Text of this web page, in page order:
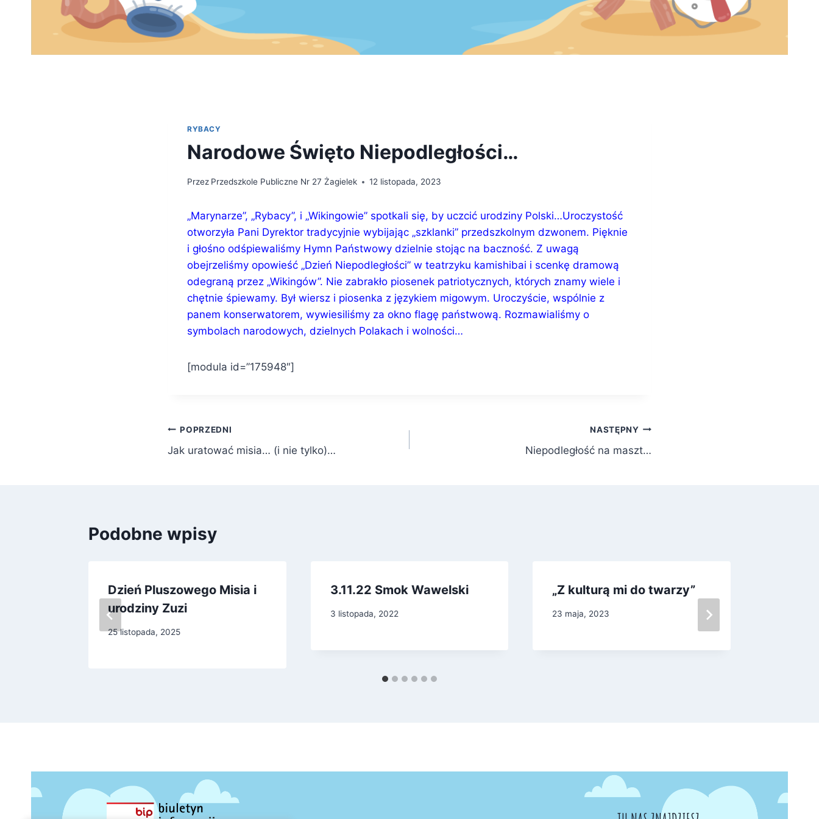
RYBACY
Narodowe Święto Niepodległości…
Przez Przedszkole Publiczne Nr 27 Żagielek 12 listopada, 2023
„Marynarze”, „Rybacy”, i „Wikingowie” spotkali się, by uczcić urodziny Polski…Uroczystość
otworzyła Pani Dyrektor tradycyjnie wybijając „szklanki” przedszkolnym dzwonem. Pięknie
i głośno odśpiewaliśmy Hymn Państwowy dzielnie stojąc na baczność. Z uwagą
obejrzeliśmy opowieść „Dzień Niepodległości” w teatrzyku kamishibai i scenkę dramową
odegraną przez „Wikingów”. Nie zabrakło piosenek patriotycznych, których znamy wiele i
chętnie śpiewamy. Był wiersz i piosenka z językiem migowym. Uroczyście, wspólnie z
panem konserwatorem, wywiesiliśmy za okno flagę państwową. Rozmawialiśmy o
symbolach narodowych, dzielnych Polakach i wolności…
[modula id=”175948″]
Nawigacja
wpisu
POPRZEDNI
Jak uratować misia… (i nie tylko)…
NASTĘPNY
Niepodległość na maszt…
Podobne wpisy
Dzień Pluszowego Misia i
urodziny Zuzi
25 listopada, 2025
3.11.22 Smok Wawelski
3 listopada, 2022
„Z kulturą mi do twarzy”
23 maja, 2023